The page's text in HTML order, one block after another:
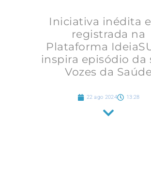
Iniciativa inédita
registrada na
Plataforma
inspira episódio da
Vozes da Saúde
22 ago 2024 13:28